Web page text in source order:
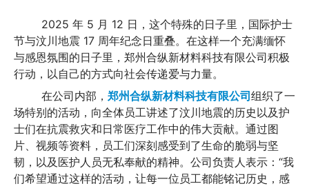
节与汶川地震 17 周年纪念日重叠。在这样一个充满缅怀
与感恩氛围的日子里，郑州合纵新材料科技有限公司积极
行动，以自己的方式向社会传递爱与力量。
在公司内部， 郑州合纵新材料科技有限公司组织了一
场特别的活动，向全体员工讲述了汶川地震的历史以及护
士们在抗震救灾和日常医疗工作中的伟大贡献。通过图
片、视频等资料，员工们深刻感受到了生命的脆弱与坚
韧，以及医护人员无私奉献的精神。公司负责人表示：“我
们希望通过这样的活动，让每一位员工都能铭记历史，感